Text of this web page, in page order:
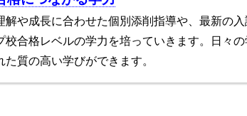
解や成長に合わせた個別添削指導や、最新の
校合格レベルの学力を培っていきます。日々の
た質の高い学びができます。